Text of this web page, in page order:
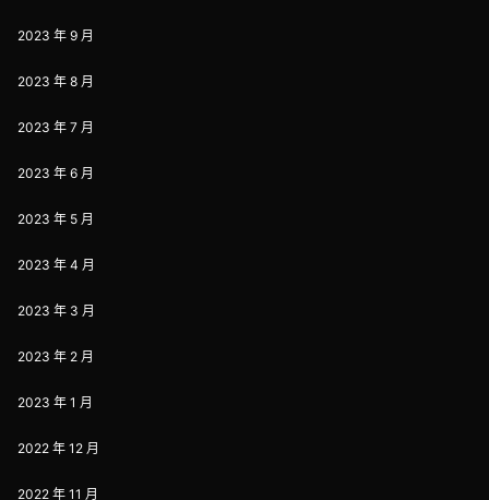
2023 年 9 月
2023 年 8 月
2023 年 7 月
2023 年 6 月
2023 年 5 月
2023 年 4 月
2023 年 3 月
2023 年 2 月
2023 年 1 月
2022 年 12 月
2022 年 11 月